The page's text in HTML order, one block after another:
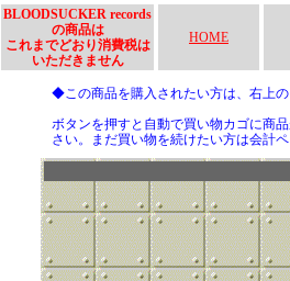
BLOODSUCKER records
の商品は
これまでどおり消費税は
いただきません
HOME
◆この商品を購入されたい方は、右上
ボタンを押すと自動で買い物カゴに商
さい。まだ買い物を続けたい方は会計